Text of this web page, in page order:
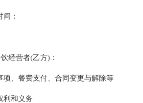
：
营者(乙方)：
、餐费支付、合同变更与解除等
和义务